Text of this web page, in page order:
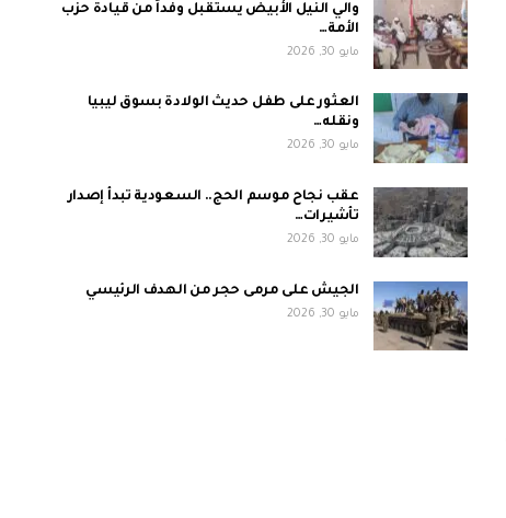
والي النيل الأبيض يستقبل وفداً من قيادة حزب
الأمة…
مايو 30, 2026
العثور على طفل حديث الولادة بسوق ليبيا
ونقله…
مايو 30, 2026
عقب نجاح موسم الحج.. السعودية تبدأ إصدار
تأشيرات…
مايو 30, 2026
الجيش على مرمى حجر من الهدف الرئيسي
مايو 30, 2026